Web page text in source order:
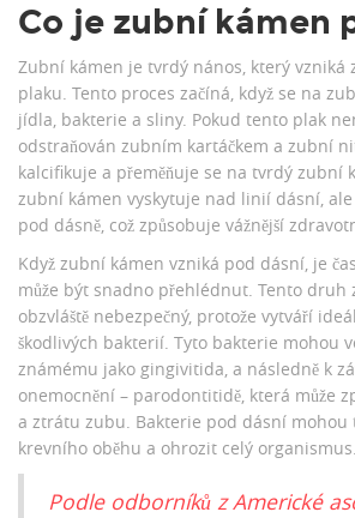
Co je zubní kámen
Zubní kámen je tvrdý nános, který vzniká
plaku. Tento proces začíná, když se na
jídla, bakterie a sliny. Pokud tento plak
odstraňován zubním kartáčkem a zubní
kalcifikuje a přeměňuje se na tvrdý zubní
zubní kámen vyskytuje nad linií dásní,
pod dásně, což způsobuje vážnější
Když zubní kámen vzniká pod dásní, je
může být snadno přehlédnut. Tento druh
obzvláště nebezpečný, protože vytváří
škodlivých bakterií. Tyto bakterie mohou
známému jako gingivitida, a následně k
onemocnění – parodontitidě, která může
a ztrátu zubu. Bakterie pod dásní mohou
krevního oběhu a ohrozit celý organismus.
Podle odborníků z Americké